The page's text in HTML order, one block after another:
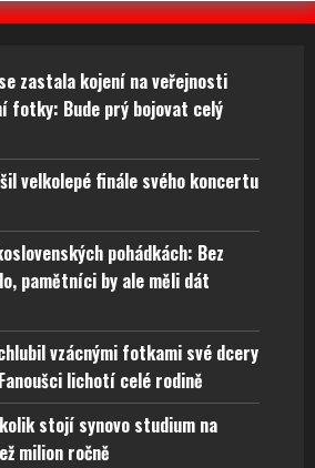
zastala kojení na veřejnosti
fotky: Bude prý bojovat celý
velkolepé finále svého koncertu
pohádkách: Bez
pamětníci by ale měli dát
vzácnými fotkami své dcery
lichotí celé rodině
stojí synovo studium na
milion ročně